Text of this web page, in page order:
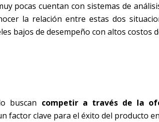
pocas cuentan con sistemas de
la relación entre estas dos
bajos de desempeño con altos costos
buscan competir a través de la
factor clave para el éxito del producto